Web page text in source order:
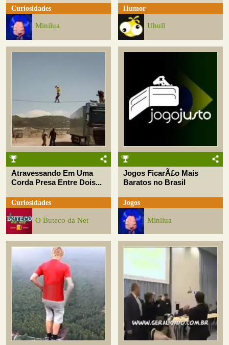
Curiosidades
Minilua
Humor
Uhull
Atravessando Em Uma
Corda Presa Entre Dois...
Curiosidades
O Buteco da Net
Jogos FicarÃ£o Mais
Baratos no Brasil
Jogos
Minilua